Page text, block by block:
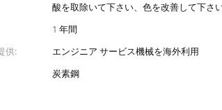
酸を取除いて下さい、色を改善して下さ
1 年間
供:
エンジニア サービス機械を海外利用
炭素鋼